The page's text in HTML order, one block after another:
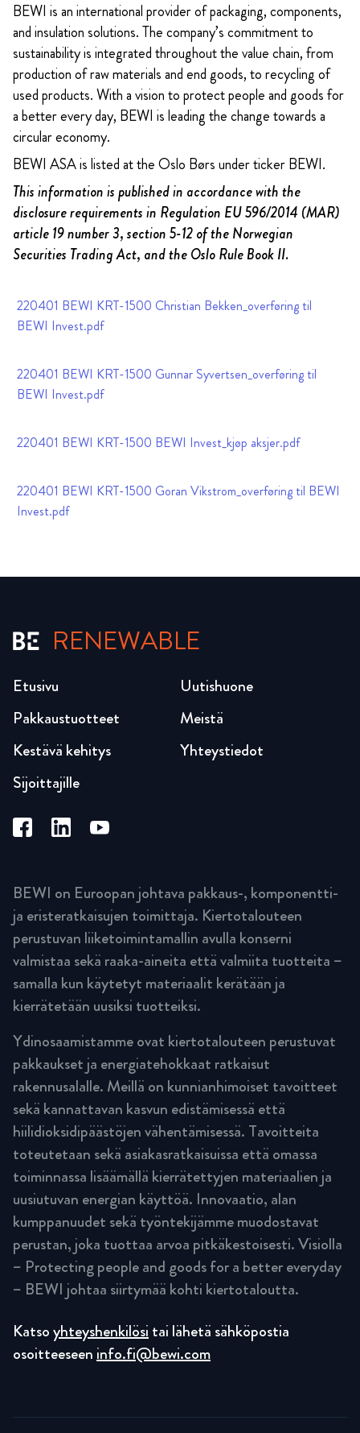
BEWI is an international provider of packaging, components,
and insulation solutions. The company’s commitment to
sustainability is integrated throughout the value chain, from
production of raw materials and end goods, to recycling of
used products. With a vision to protect people and goods for
a better every day, BEWI is leading the change towards a
circular economy.
BEWI ASA is listed at the Oslo Børs under ticker BEWI.
This information is published in accordance with the
disclosure requirements in Regulation EU 596/2014 (MAR)
article 19 number 3, section 5-12 of the Norwegian
Securities Trading Act, and the Oslo Rule Book II.
220401 BEWI KRT-1500 Christian Bekken_overføring til
BEWI Invest.pdf
220401 BEWI KRT-1500 Gunnar Syvertsen_overføring til
BEWI Invest.pdf
220401 BEWI KRT-1500 BEWI Invest_kjøp aksjer.pdf
220401 BEWI KRT-1500 Goran Vikstrom_overføring til BEWI
Invest.pdf
RENEWABLE
Etusivu
Pakkaustuotteet
Kestävä kehitys
Sijoittajille
Uutishuone
Meistä
Yhteystiedot
BEWI on Euroopan johtava pakkaus-, komponentti-
ja eristeratkaisujen toimittaja. Kiertotalouteen
perustuvan liiketoimintamallin avulla konserni
valmistaa sekä raaka-aineita että valmiita tuotteita –
samalla kun käytetyt materiaalit kerätään ja
kierrätetään uusiksi tuotteiksi.
Ydinosaamistamme ovat kiertotalouteen perustuvat
pakkaukset ja energiatehokkaat ratkaisut
rakennusalalle. Meillä on kunnianhimoiset tavoitteet
sekä kannattavan kasvun edistämisessä että
hiilidioksidipäästöjen vähentämisessä. Tavoitteita
toteutetaan sekä asiakasratkaisuissa että omassa
toiminnassa lisäämällä kierrätettyjen materiaalien ja
uusiutuvan energian käyttöä. Innovaatio, alan
kumppanuudet sekä työntekijämme muodostavat
perustan, joka tuottaa arvoa pitkäkestoisesti. Visiolla
– Protecting people and goods for a better everyday
– BEWI johtaa siirtymää kohti kiertotaloutta.
Katsoyhteyshenkilösitai lähetä sähköpostia
osoitteeseeninfo.fi@bewi.com